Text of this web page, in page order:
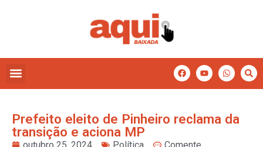
Prefeito eleito de Pinheiro reclama da
transição e aciona MP